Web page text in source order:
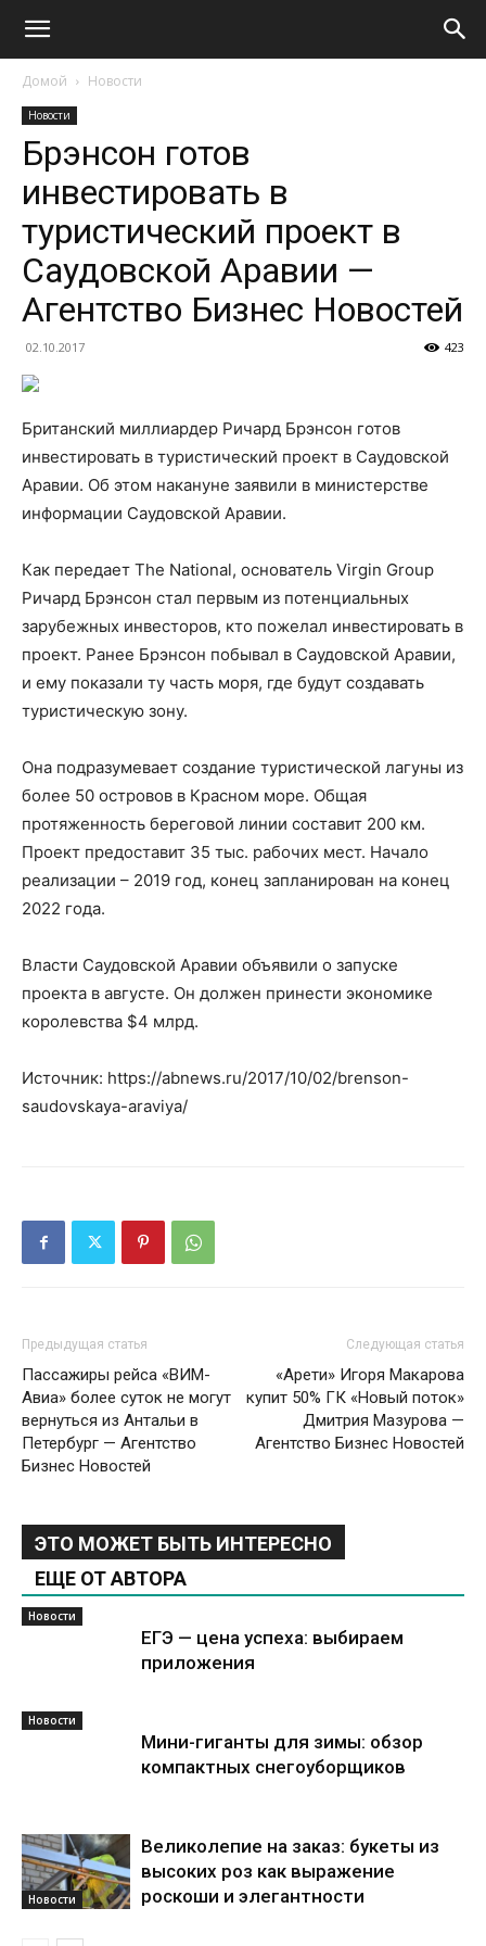
Домой Новости
Новости
Брэнсон готов
инвестировать в
туристический проект в
Саудовской Аравии —
Агентство Бизнес Новостей
02.10.2017 423
Британский миллиардер Ричард Брэнсон готов
инвестировать в туристический проект в Саудовской
Аравии. Об этом накануне заявили в министерстве
информации Саудовской Аравии.
Как передает The National, основатель Virgin Group
Ричард Брэнсон стал первым из потенциальных
зарубежных инвесторов, кто пожелал инвестировать в
проект. Ранее Брэнсон побывал в Саудовской Аравии,
и ему показали ту часть моря, где будут создавать
туристическую зону.
Она подразумевает создание туристической лагуны из
более 50 островов в Красном море. Общая
протяженность береговой линии составит 200 км.
Проект предоставит 35 тыс. рабочих мест. Начало
реализации – 2019 год, конец запланирован на конец
2022 года.
Власти Саудовской Аравии объявили о запуске
проекта в августе. Он должен принести экономике
королевства $4 млрд.
Источник: https://abnews.ru/2017/10/02/brenson-
saudovskaya-araviya/
Предыдущая статья
Пассажиры рейса «ВИМ-
Авиа» более суток не могут
вернуться из Антальи в
Петербург — Агентство
Бизнес Новостей
Следующая статья
«Арети» Игоря Макарова
купит 50% ГК «Новый поток»
Дмитрия Мазурова —
Агентство Бизнес Новостей
ЭТО МОЖЕТ БЫТЬ ИНТЕРЕСНО
ЕЩЕ ОТ АВТОРА
Новости
ЕГЭ — цена успеха: выбираем
приложения
Новости
Мини-гиганты для зимы: обзор
компактных снегоуборщиков
Новости
Великолепие на заказ: букеты из
высоких роз как выражение
роскоши и элегантности